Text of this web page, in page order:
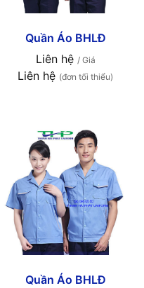
Quần Áo BHLĐ
Liên hệ / Giá
Liên hệ (đơn tối thiểu)
Quần Áo BHLĐ